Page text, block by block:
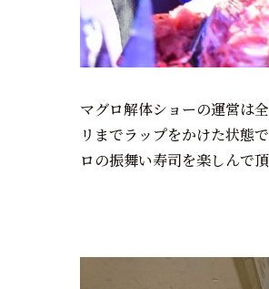
マグロ解体ショーの運営は
リまでラップをかけた状態
ロの振舞い寿司を楽しんで